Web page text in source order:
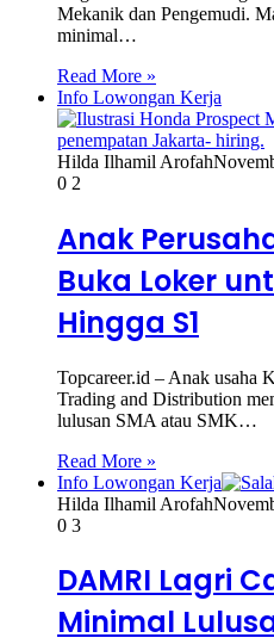
Mekanik dan Pengemudi.
minimal…
Read More »
Info Lowongan Kerja
Hilda Ilhamil Arofah
0 2
Anak
Buka Loker
Hingga S1
Topcareer.id – Anak usaha
Trading and Distribution
lulusan SMA atau SMK…
Read More »
Info Lowongan Kerja
Hilda Ilhamil Arofah
0 3
DAMRI Lagri
Minimal